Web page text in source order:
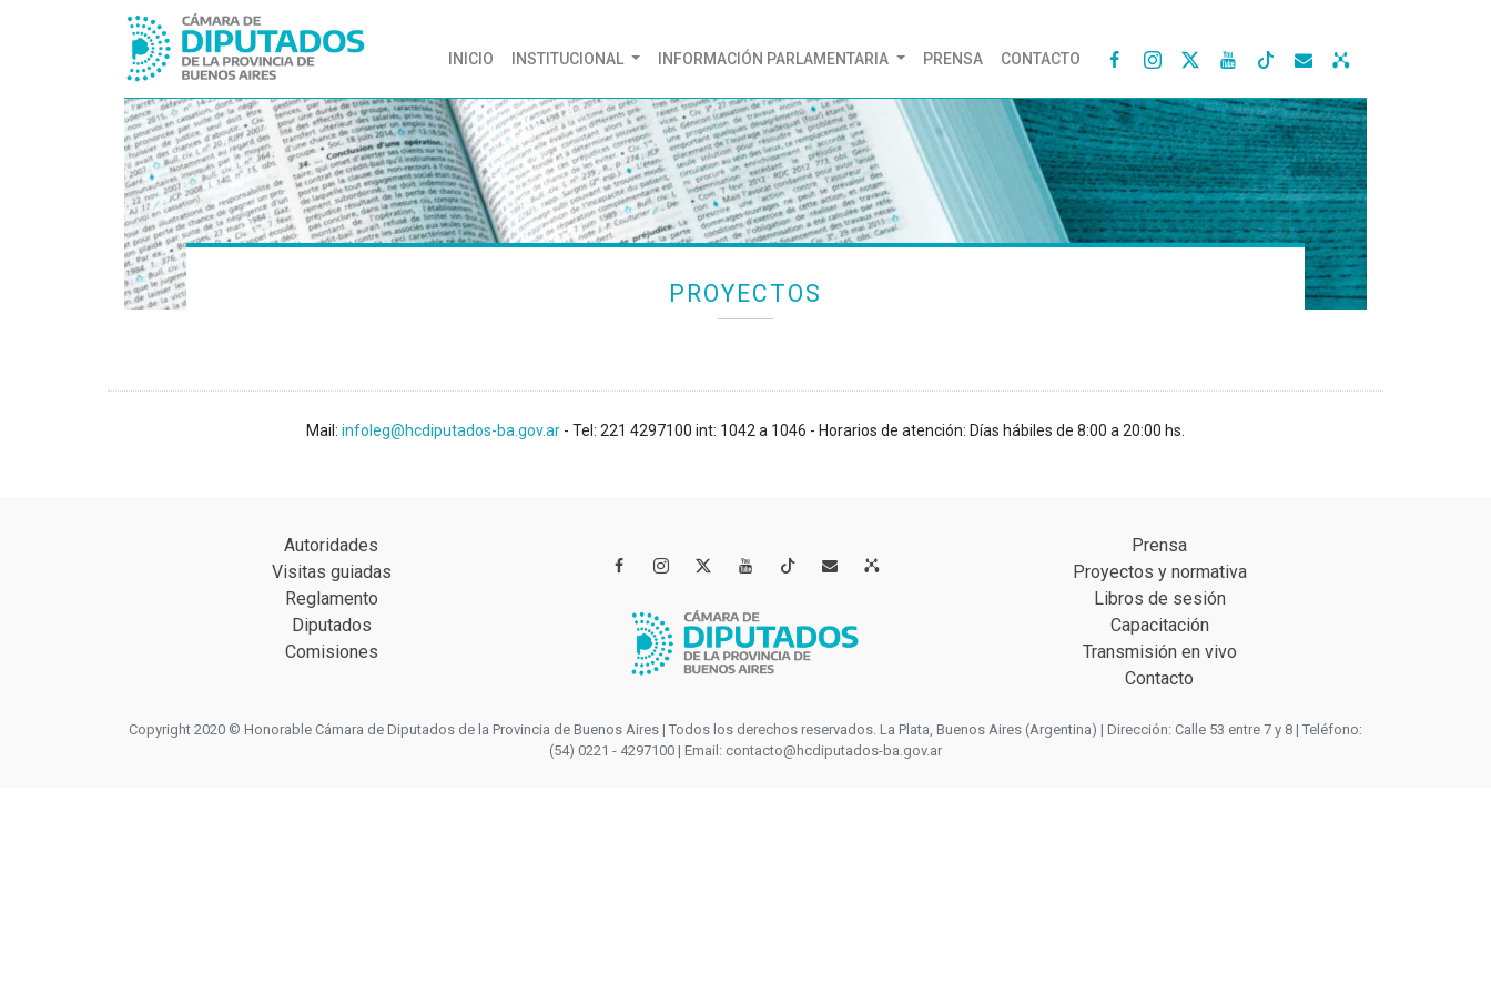
INICIO (CURRENT)
INSTITUCIONAL INFORMACIÓN PARLAMENTARIA PRENSA CONTACTO    
PROYECTOS
Mail: infoleg@hcdiputados-ba.gov.ar - Tel: 221 4297100 int: 1042 a 1046 - Horarios de atención: Días hábiles de 8:00 a 20:00 hs.
Autoridades
Visitas guiadas
Reglamento
Diputados
Comisiones
   
Prensa
Proyectos y normativa
Libros de sesión
Capacitación
Transmisión en vivo
Contacto
Copyright 2020 © Honorable Cámara de Diputados de la Provincia de Buenos Aires | Todos los derechos reservados. La Plata, Buenos Aires (Argentina) | Dirección: Calle 53 entre 7 y 8 | Teléfono:
(54) 0221 - 4297100 | Email: contacto@hcdiputados-ba.gov.ar